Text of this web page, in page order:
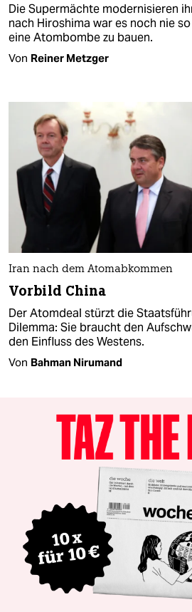
Die Supermächte modernisieren
nach Hiroshima war es noch nie
eine Atombombe zu bauen.
Von Reiner Metzger
Iran nach dem Atomabkommen
Vorbild China
Der Atomdeal stürzt die
Dilemma: Sie braucht den
den Einfluss des Westens.
Von Bahman Nirumand